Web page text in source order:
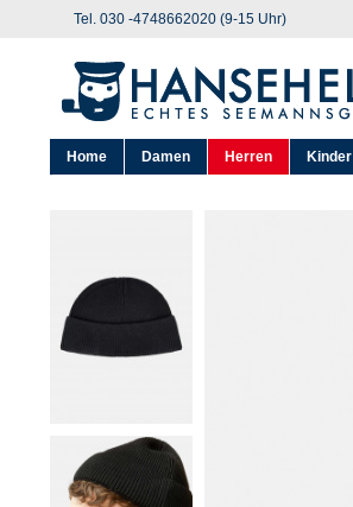
Tel. 030 -4748662020 (9-15 Uhr)
Home Damen Herren Kinder